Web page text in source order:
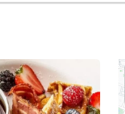
25 Fotos anzeigen